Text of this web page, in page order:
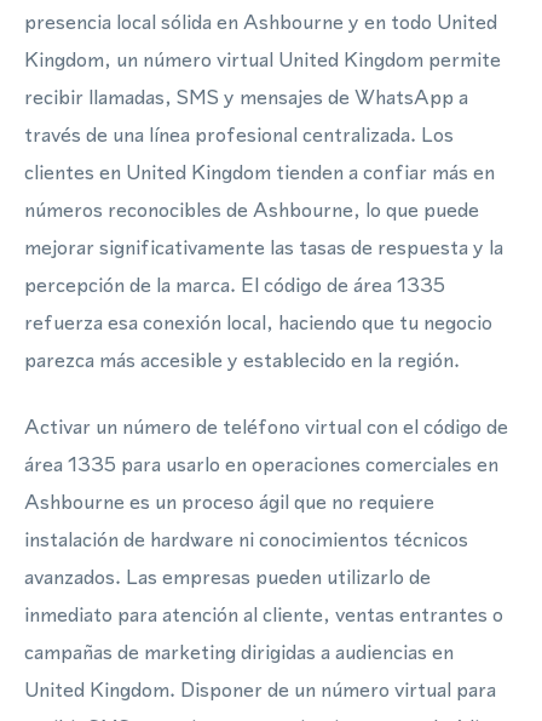
presencia local sólida en Ashbourne y en todo United
Kingdom, un número virtual United Kingdom permite
recibir llamadas, SMS y mensajes de WhatsApp a
través de una línea profesional centralizada. Los
clientes en United Kingdom tienden a confiar más en
números reconocibles de Ashbourne, lo que puede
mejorar significativamente las tasas de respuesta y la
percepción de la marca. El código de área 1335
refuerza esa conexión local, haciendo que tu negocio
parezca más accesible y establecido en la región.
Activar un número de teléfono virtual con el código de
área 1335 para usarlo en operaciones comerciales en
Ashbourne es un proceso ágil que no requiere
instalación de hardware ni conocimientos técnicos
avanzados. Las empresas pueden utilizarlo de
inmediato para atención al cliente, ventas entrantes o
campañas de marketing dirigidas a audiencias en
United Kingdom. Disponer de un número virtual para